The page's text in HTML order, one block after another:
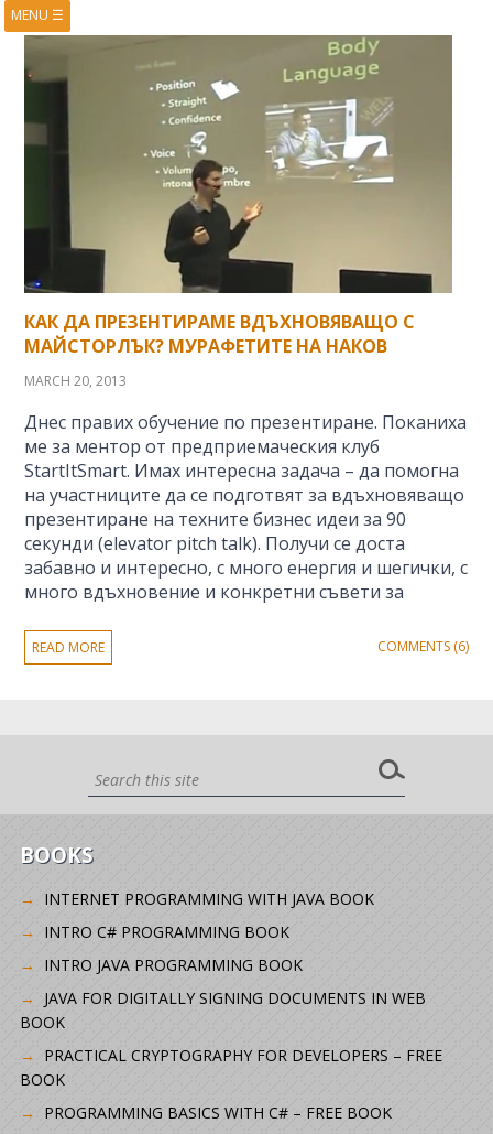
MENU ☰
ABOUT
COURSES
PRESENTATIONS
PUBLICATIONS
CONTACTS
RSS FEED
КАК ДА ПРЕЗЕНТИРАМЕ ВДЪХНОВЯВАЩО С
МАЙСТОРЛЪК? МУРАФЕТИТЕ НА НАКОВ
MARCH 20, 2013
Днес правих обучение по презентиране. Поканиха
ме за ментор от предприемаческия клуб
StartItSmart. Имах интересна задача – да помогна
на участниците да се подготвят за вдъхновяващо
презентиране на техните бизнес идеи за 90
секунди (elevator pitch talk). Получи се доста
забавно и интересно, с много енергия и шегички, с
много вдъхновение и конкретни съвети за
READ MORE COMMENTS (6)
BOOKS
INTERNET PROGRAMMING WITH JAVA BOOK
INTRO C# PROGRAMMING BOOK
INTRO JAVA PROGRAMMING BOOK
JAVA FOR DIGITALLY SIGNING DOCUMENTS IN WEB
BOOK
PRACTICAL CRYPTOGRAPHY FOR DEVELOPERS – FREE
BOOK
PROGRAMMING BASICS WITH C# – FREE BOOK